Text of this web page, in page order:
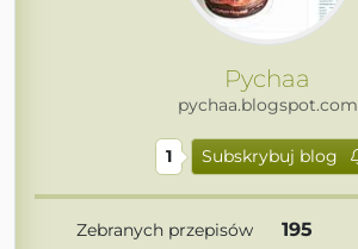
Pychaa
pychaa.blogspot.com
1 Subskrybuj blog
Zebranych przepisów 195